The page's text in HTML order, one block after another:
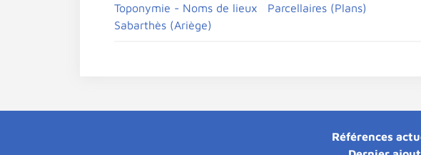
Toponymie - Noms de lieux
Parcellaires (Plans)
Sabarthès (Ariège)
Références